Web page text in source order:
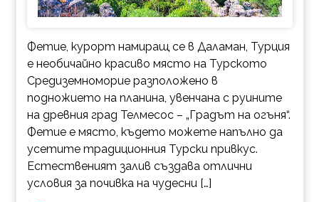
Фетие, курорт намиращ се в Даламан, Турция
е необичайно красиво място на Турското
Средиземноморие разположено в
подножието на планина, увенчана с руините
на древния град Телмесос – „Градът на огъня“.
Фетие е място, където можете напълно да
усетите традиционния Турски привкус.
Естественият залив създава отлични
условия за почивка на чудесни […]